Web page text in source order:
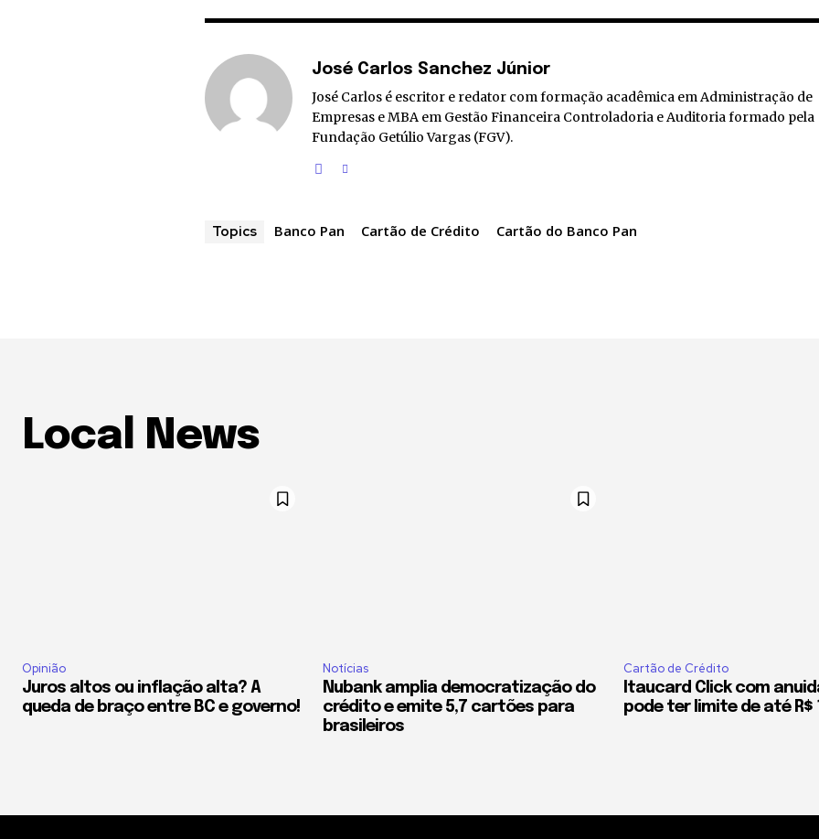
José Carlos Sanchez Júnior
José Carlos é escritor e redator com formação acadêmica em Administração de
Empresas e MBA em Gestão Financeira Controladoria e Auditoria formado pela
Fundação Getúlio Vargas (FGV).
Topics Banco Pan Cartão de Crédito Cartão do Banco Pan
Local News
Opinião
Juros altos ou inflação alta? A
queda de braço entre BC e governo!
Notícias
Nubank amplia democratização do
crédito e emite 5,7 cartões para
brasileiros
Cartão de Crédito
Itaucard Click com
pode ter limite de até R$